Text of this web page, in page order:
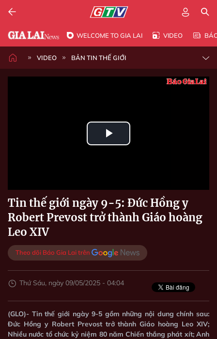
WELCOME TO GIA LAI VIDEO
VIDEO BẢN TIN THẾ GIỚI
Play
Tin thế giới ngày 9-5: Đức Hồng y
Robert Prevost trở thành Giáo hoàng
Leo XIV
Theo dõi Báo Gia Lai trên
Thứ Sáu, ngày 09/05/2025 - 04:04
(GLO)- Tin thế giới ngày 9-5 gồm những nội dung chính sau:
Đức Hồng y Robert Prevost trở thành Giáo hoàng Leo XIV;
Nhiều nước tổ chức kỷ niệm 80 năm Chiến thắng phát xít; Anh